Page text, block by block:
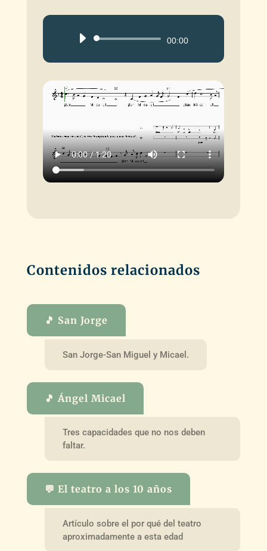
Reproductor00:00
Contenidos relacionados
🎵 San Jorge
San Jorge-San Miguel y Micael.
🎵 Ángel Micael
Tres capacidades que no nos deben
faltar.
💬 El teatro a los 10 años
Artículo sobre el por qué del teatro
aproximadamente a esta edad